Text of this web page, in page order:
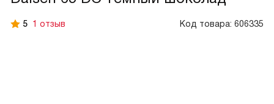
5 1 отзыв Код товара: 606335